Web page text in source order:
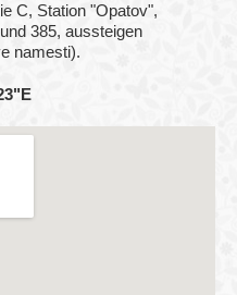
C, Station "Opatov",
385, aussteigen
namesti).